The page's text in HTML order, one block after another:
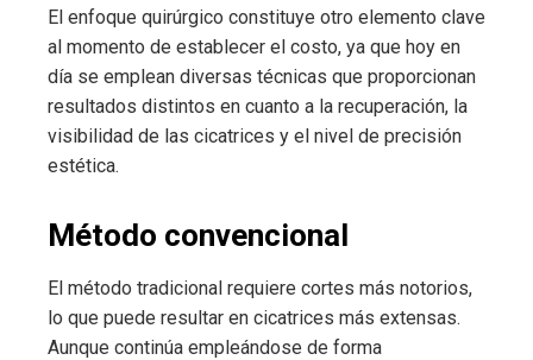
El enfoque quirúrgico constituye otro elemento clave
al momento de establecer el costo, ya que hoy en
día se emplean diversas técnicas que proporcionan
resultados distintos en cuanto a la recuperación, la
visibilidad de las cicatrices y el nivel de precisión
estética.
Método convencional
El método tradicional requiere cortes más notorios,
lo que puede resultar en cicatrices más extensas.
Aunque continúa empleándose de forma